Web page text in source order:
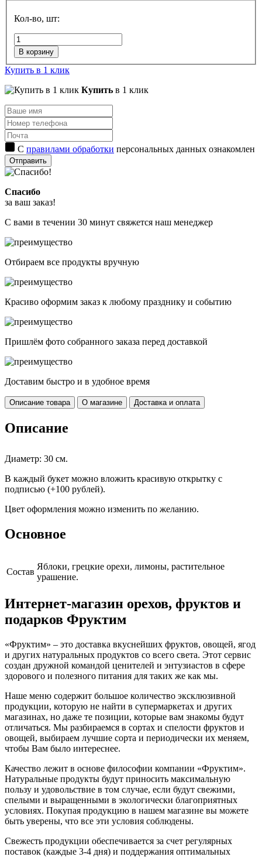
Кол-во, шт:
В корзину
Купить в 1 клик
Купить в 1 клик
С правилами обработки персональных данных ознакомлен
Отправить
Спасибо
за ваш заказ!
С вами в течении 30 минут свяжется наш менеджер
Отбираем все продукты вручную
Красиво оформим заказ к любому празднику и событию
Пришлём фото собранного заказа перед доставкой
Доставим быстро и в удобное время
Описание товара О магазине Доставка и оплата
Описание
Диаметр: 30 см.
В каждый букет можно вложить красивую открытку с
подписью (+100 рублей).
Цвет оформления можно изменить по желанию.
Основное
Cостав
Яблоки, грецкие орехи, лимоны, растительное
урашение.
Интернет-магазин орехов, фруктов и
подарков Фруктим
«Фруктим» – это доставка вкуснейших фруктов, овощей, ягод
и других натуральных продуктов со всего света. Этот сервис
создан дружной командой ценителей и энтузиастов в сфере
здорового и полезного питания для таких же как мы.
Наше меню содержит большое количество эксклюзивной
продукции, которую не найти в супермаркетах и других
магазинах, но даже те позиции, которые вам знакомы будут
отличаться. Мы разбираемся в сортах и спелости фруктов и
овощей, выбираем лучшие сорта и периодически их меняем,
чтобы Вам было интереснее.
Качество лежит в основе философии компании «Фруктим».
Натуральные продукты будут приносить максимальную
пользу и удовольствие в том случае, если будут свежими,
cпелыми и выращенными в экологически благоприятных
условиях. Покупая продукцию в нашем магазине вы можете
быть уверены, что все эти условия соблюдены.
Свежесть продукции обеспечивается за счет регулярных
поставок (каждые 3-4 дня) и поддержания оптимальных